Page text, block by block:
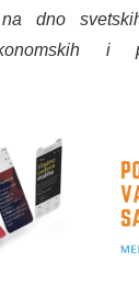
dno
i